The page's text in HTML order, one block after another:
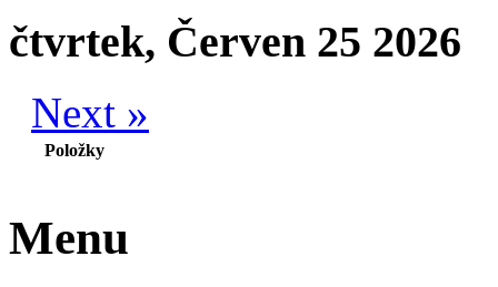
čtvrtek, Červen 25 2026
Next »
Položky
Menu